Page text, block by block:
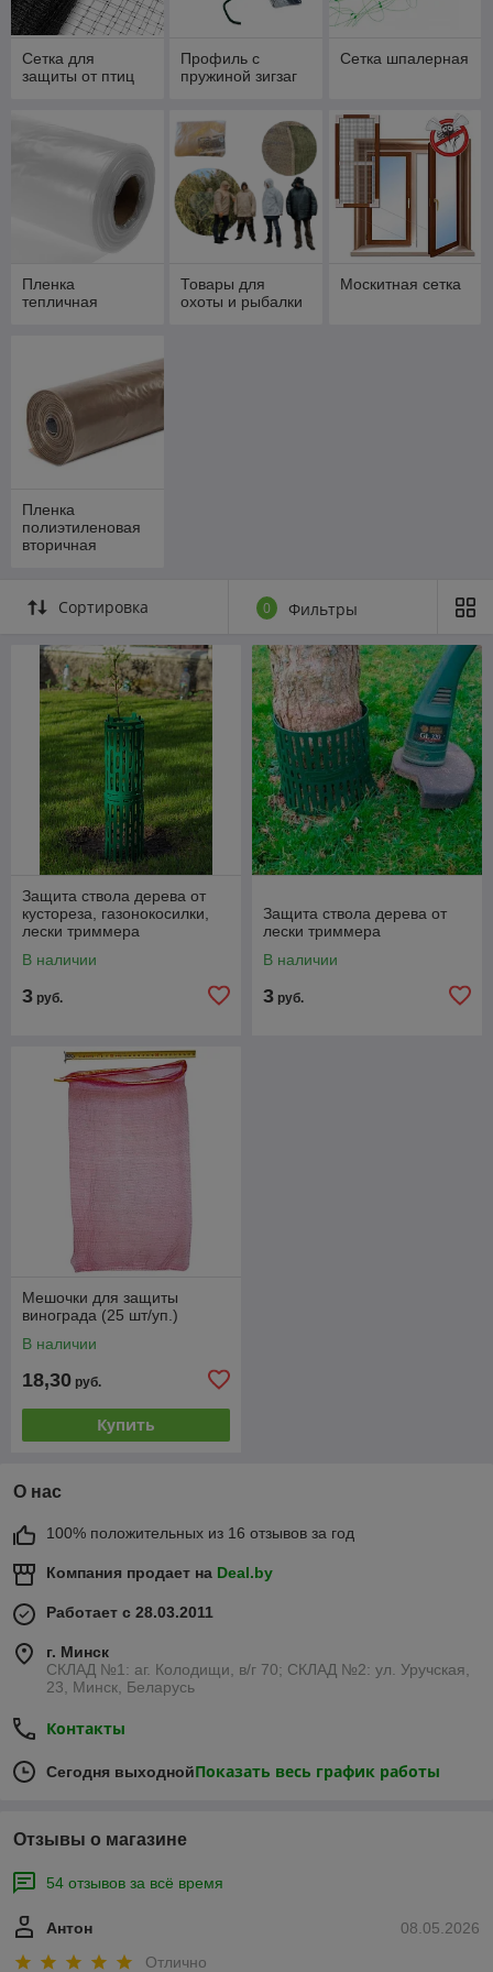
Сетка для
защиты от птиц
Профиль с
пружиной зигзаг
Сетка шпалерная
Пленка
тепличная
Товары для
охоты и рыбалки
Москитная сетка
Пленка
полиэтиленовая
вторичная
Сортировка 0 Фильтры
Защита ствола дерева от
кустореза, газонокосилки,
лески триммера
В наличии
3 руб.
Защита ствола дерева от
лески триммера
В наличии
3 руб.
Мешочки для защиты
винограда (25 шт/уп.)
В наличии
18,30 руб.
Купить
О нас
100% положительных из 16 отзывов за год
Компания продает на Deal.by
Работает с 28.03.2011
г. Минск
СКЛАД №1: аг. Колодищи, в/г 70; СКЛАД №2: ул. Уручская,
23, Минск, Беларусь
Контакты
Сегодня выходнойПоказать весь график работы
Отзывы о магазине
54 отзывов за всё время
08.05.2026
Антон
Отлично